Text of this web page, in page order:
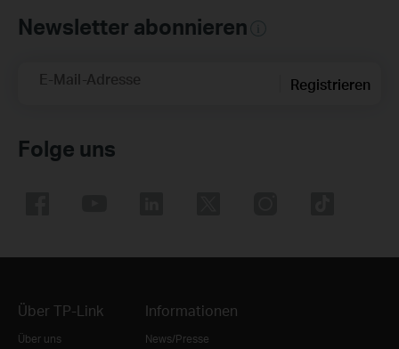
Newsletter abonnieren
E-Mail-Adresse Registrieren
Folge uns
Über TP-Link
Über uns
Informationen
News/Presse